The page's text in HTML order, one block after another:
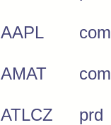
AAPL
com
AMAT
com
ATLCZ
prd